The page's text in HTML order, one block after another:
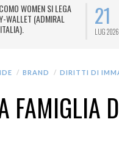
WOMEN SI LEGA
WALLET (ADMIRAL
21
LUG 2026
BRAND
DIRITTI DI
FAMIGLIA